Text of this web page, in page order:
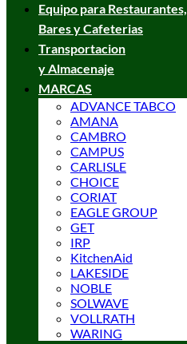
Equipo para Restaurantes,
Bares y Cafeterias
Transportacion
y Almacenaje
MARCAS
ADVANCE TABCO
AMANA
CAMBRO
CAMPUS
CARLISLE
CHOICE
CORIAT
EAGLE GROUP
GET
IRP
KitchenAid
LAKESIDE
NOBLE
SOLWAVE
VOLLRATH
WARING